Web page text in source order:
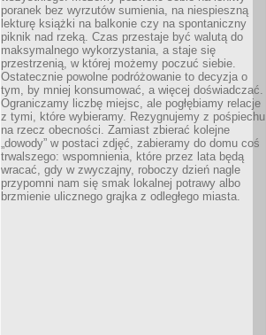
poranek bez wyrzutów sumienia, na niespieszną
lekturę książki na balkonie czy na spontaniczny
piknik nad rzeką. Czas przestaje być walutą do
maksymalnego wykorzystania, a staje się
przestrzenią, w której możemy poczuć siebie.
Ostatecznie powolne podróżowanie to decyzja o
tym, by mniej konsumować, a więcej doświadczać.
Ograniczamy liczbę miejsc, ale pogłębiamy relacje
z tymi, które wybieramy. Rezygnujemy z pośpiechu
na rzecz obecności. Zamiast zbierać kolejne
„dowody” w postaci zdjęć, zabieramy do domu coś
trwalszego: wspomnienia, które przez lata będą
wracać, gdy w zwyczajny, roboczy dzień nagle
przypomni nam się smak lokalnej potrawy albo
brzmienie ulicznego grajka z odległego miasta.